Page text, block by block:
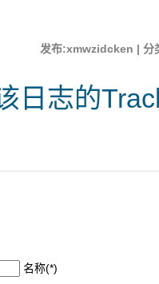
发布:xmwzidcken | 分
日志的
名称(*)